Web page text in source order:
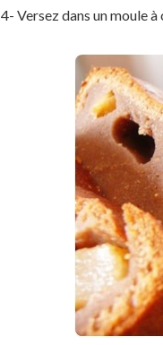
4- Versez dans un moule